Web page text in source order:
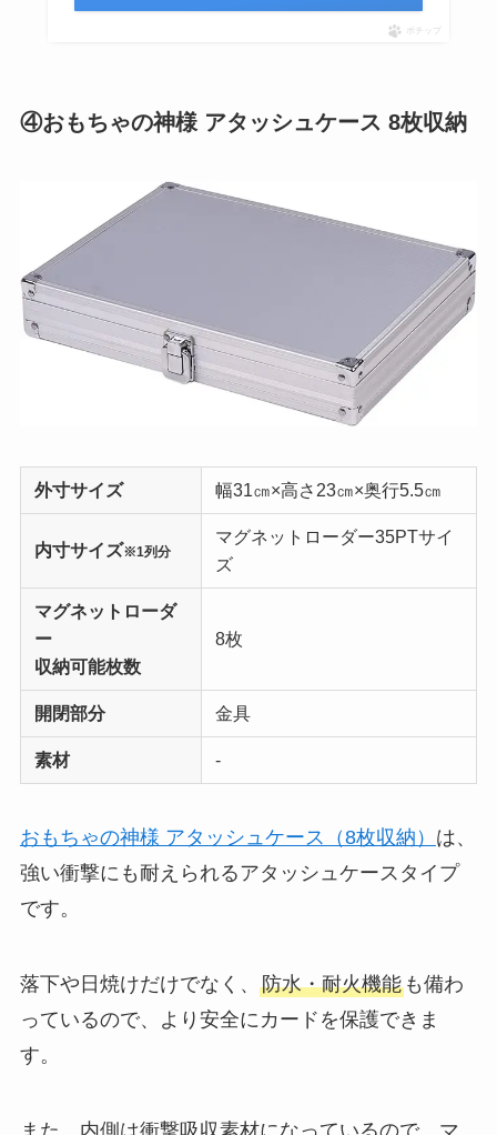
ポチップ
④おもちゃの神様 アタッシュケース 8枚収納
外寸サイズ 幅31㎝×高さ23㎝×奥行5.5㎝
内寸サイズ※1列分
マグネットローダー35PTサイ
ズ
マグネットローダ
ー
収納可能枚数
8枚
開閉部分 金具
素材 ‐
おもちゃの神様 アタッシュケース（8枚収納） は、
強い衝撃にも耐えられるアタッシュケースタイプ
です。
落下や日焼けだけでなく、 防水・耐火機能も備わ
っているので、より安全にカードを保護できま
す。
また、内側は衝撃吸収素材になっているので、マ